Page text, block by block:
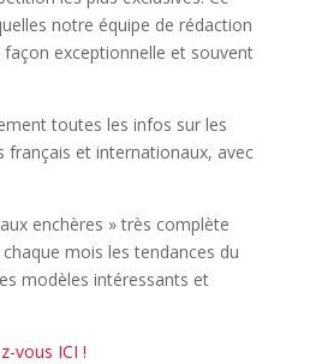
notre équipe de rédaction
exceptionnelle et souvent
toutes les infos sur les
français et internationaux, avec
enchères » très complète
mois les tendances du
modèles intéressants et
vous ICI !